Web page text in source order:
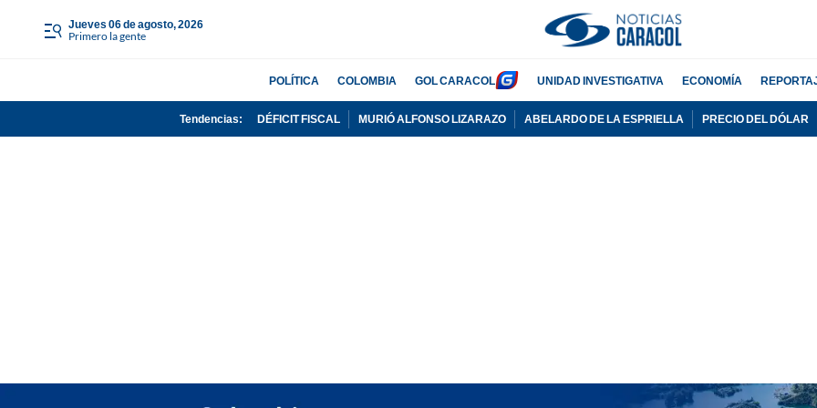
jueves 06 de agosto, 2026
Primero la gente
POLÍTICA COLOMBIA GOL CARACOL UNIDAD INVESTIGATIVA ECONOMÍA
Tendencias: DÉFICIT FISCAL MURIÓ ALFONSO LIZARAZO ABELARDO DE LA ESPRIELLA PRECIO DEL DÓLAR